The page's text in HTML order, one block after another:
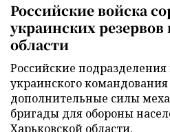
Российские войска
украинских резервов
области
Российские
украинского командования
дополнительные силы
бригады для обороны
Харьковской области.